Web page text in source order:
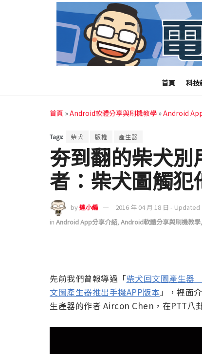
首頁 科技
首頁 »Android軟體分享與刷機教學 »Android
Tags: 柴犬 版權 產生器
夯到翻的柴犬
者：柴犬圖觸犯
by達小編
2016 年 04 月 18 日 - Updated
in Android App分享介紹, Android軟體分享與刷機教學,
先前我們曾報導過「柴犬回文圖產生器
文圖產生器推出手機APP版本」，裡面
生產器的作者 Aircon Chen，在PTT八